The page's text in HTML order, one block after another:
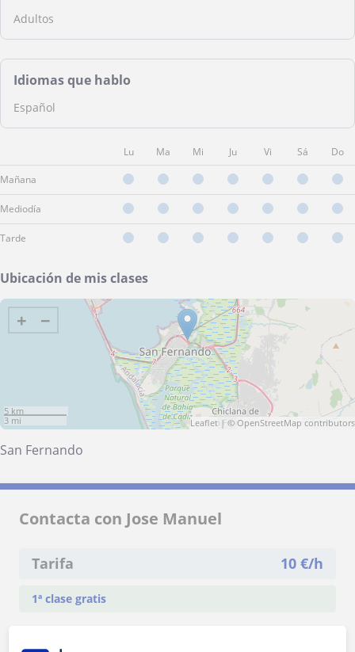
Adultos
Idiomas que hablo
Español
Lu Ma Mi Ju Vi Sá Do
Mañana
Mediodía
Tarde
Ubicación de mis clases
+ −
5 km
3 mi
Leaflet| ©OpenStreetMap contributors
San Fernando
Contacta con Jose Manuel
Tarifa 10 €/h
1ª clase gratis